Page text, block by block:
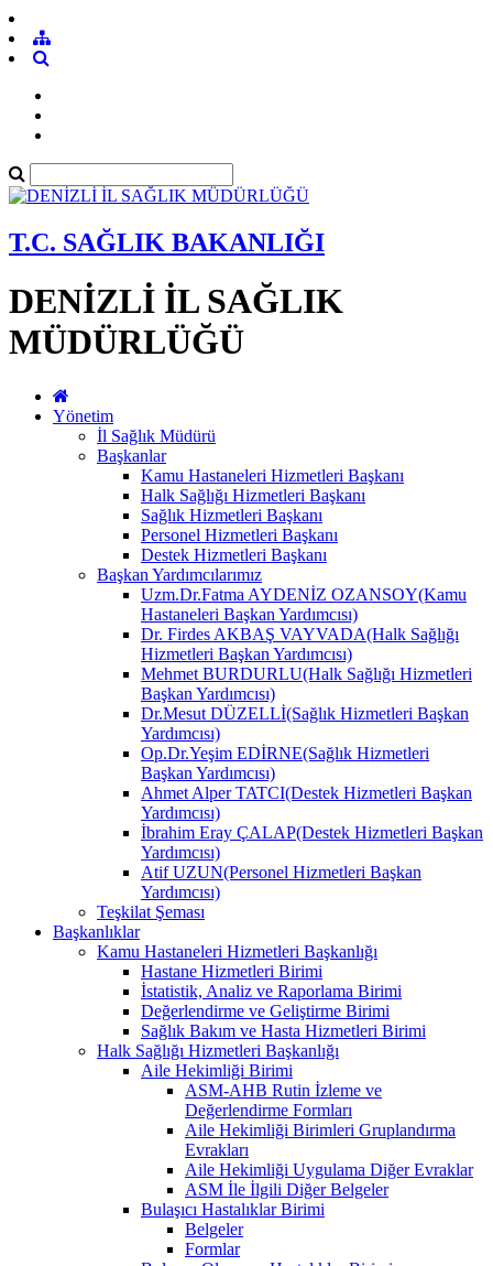
T.C. SAĞLIK BAKANLIĞI
DENİZLİ İL SAĞLIK
MÜDÜRLÜĞÜ
Yönetim
İl Sağlık Müdürü
Başkanlar
Kamu Hastaneleri Hizmetleri Başkanı
Halk Sağlığı Hizmetleri Başkanı
Sağlık Hizmetleri Başkanı
Personel Hizmetleri Başkanı
Destek Hizmetleri Başkanı
Başkan Yardımcılarımız
Uzm.Dr.Fatma AYDENİZ OZANSOY(Kamu
Hastaneleri Başkan Yardımcısı)
Dr. Firdes AKBAŞ VAYVADA(Halk Sağlığı
Hizmetleri Başkan Yardımcısı)
Mehmet BURDURLU(Halk Sağlığı Hizmetleri
Başkan Yardımcısı)
Dr.Mesut DÜZELLİ(Sağlık Hizmetleri Başkan
Yardımcısı)
Op.Dr.Yeşim EDİRNE(Sağlık Hizmetleri
Başkan Yardımcısı)
Ahmet Alper TATCI(Destek Hizmetleri Başkan
Yardımcısı)
İbrahim Eray ÇALAP(Destek Hizmetleri Başkan
Yardımcısı)
Atif UZUN(Personel Hizmetleri Başkan
Yardımcısı)
Teşkilat Şeması
Başkanlıklar
Kamu Hastaneleri Hizmetleri Başkanlığı
Hastane Hizmetleri Birimi
İstatistik, Analiz ve Raporlama Birimi
Değerlendirme ve Geliştirme Birimi
Sağlık Bakım ve Hasta Hizmetleri Birimi
Halk Sağlığı Hizmetleri Başkanlığı
Aile Hekimliği Birimi
ASM-AHB Rutin İzleme ve
Değerlendirme Formları
Aile Hekimliği Birimleri Gruplandırma
Evrakları
Aile Hekimliği Uygulama Diğer Evraklar
ASM İle İlgili Diğer Belgeler
Bulaşıcı Hastalıklar Birimi
Belgeler
Formlar